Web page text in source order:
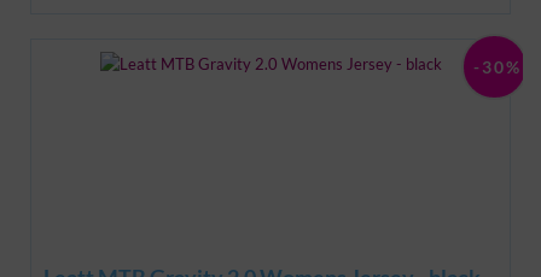
-30%